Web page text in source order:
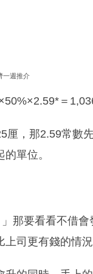
一週推介
＝
，那2.59常數
單位。
那要看看不借
司更有錢的情況